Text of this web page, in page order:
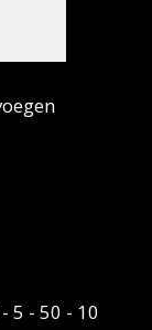
5 - 50 - 10